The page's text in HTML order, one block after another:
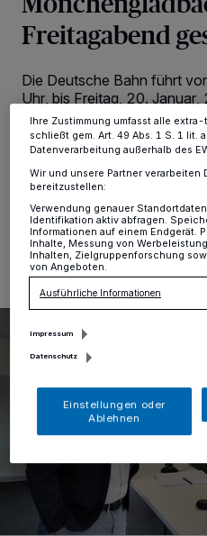
Freitagabend
Die Deutsche Bahn führt
Uhr, bis Freitag, 20.
Leit- und
Mönchengladbach durch.
voll bzw. teilweise gesperrt
05.01.2023 , 10:41 Uhr Eine
Zwecke. Wenn Tracker deaktiviert
Anzeigen möglicherweise nicht
dieses Menü jederzeit wieder
Ihre Einstellungen gelten innerhalb
Informationen finden Sie in
Ihre Zustimmung umfasst alle
schließt gem. Art. 49 Abs. 1 S. 1 lit.
Datenverarbeitung außerhalb des
Wir und unsere Partner verarbeiten
bereitzustellen:
Verwendung genauer
Identifikation aktiv abfragen.
Informationen auf einem Endgerät.
Inhalte, Messung von
Inhalten, Zielgruppenforschung
von Angeboten.
Ausführliche Informationen
Impressum
Datenschutz
Einstellungen oder
Ablehnen